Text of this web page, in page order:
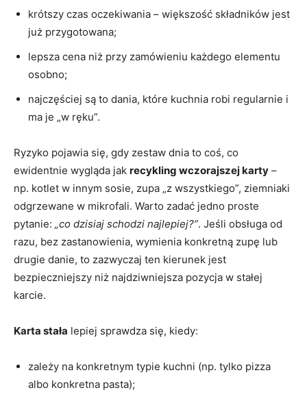
krótszy czas oczekiwania – większość składników jest
już przygotowana;
lepsza cena niż przy zamówieniu każdego elementu
osobno;
najczęściej są to dania, które kuchnia robi regularnie i
ma je „w ręku”.
Ryzyko pojawia się, gdy zestaw dnia to coś, co
ewidentnie wygląda jak recykling wczorajszej karty –
np. kotlet w innym sosie, zupa „z wszystkiego”, ziemniaki
odgrzewane w mikrofali. Warto zadać jedno proste
pytanie: „co dzisiaj schodzi najlepiej?”. Jeśli obsługa od
razu, bez zastanowienia, wymienia konkretną zupę lub
drugie danie, to zazwyczaj ten kierunek jest
bezpieczniejszy niż najdziwniejsza pozycja w stałej
karcie.
Karta stała lepiej sprawdza się, kiedy:
zależy na konkretnym typie kuchni (np. tylko pizza
albo konkretna pasta);